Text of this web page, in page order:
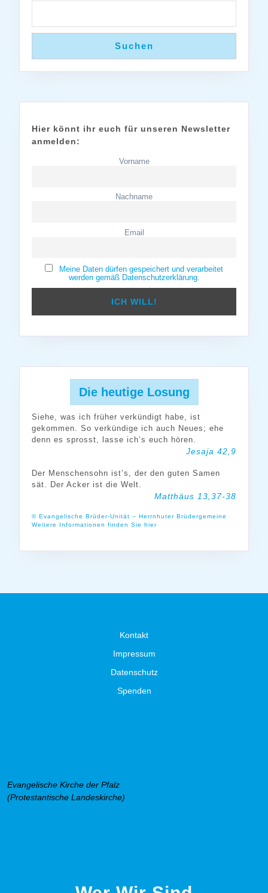
Suchen
Hier könnt ihr euch für unseren Newsletter
anmelden:
Vorname
Nachname
Email
Meine Daten dürfen gespeichert und verarbeitet
werden gemäß Datenschutzerklärung.
Die heutige Losung
Siehe, was ich früher verkündigt habe, ist
gekommen. So verkündige ich auch Neues; ehe
denn es sprosst, lasse ich’s euch hören.
Jesaja 42,9
Der Menschensohn ist’s, der den guten Samen
sät. Der Acker ist die Welt.
Matthäus 13,37-38
© Evangelische Brüder-Unität – Herrnhuter Brüdergemeine
Weitere Informationen finden Sie hier
Kontakt
Impressum
Datenschutz
Spenden
Evangelische Kirche der Pfalz
(Protestantische Landeskirche)